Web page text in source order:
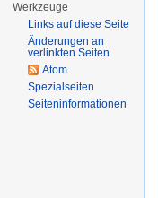
Werkzeuge
Links auf diese Seite
Änderungen an
verlinkten Seiten
Atom
Spezialseiten
Seiten­informationen